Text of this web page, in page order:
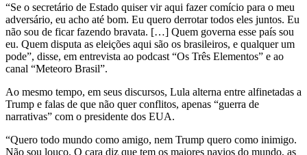
“Se o secretário de Estado quiser vir aqui fazer comício para o meu
adversário, eu acho até bom. Eu quero derrotar todos eles juntos. Eu
não sou de ficar fazendo bravata. […] Quem governa esse país sou
eu. Quem disputa as eleições aqui são os brasileiros, e qualquer um
pode”, disse, em entrevista ao podcast “Os Três Elementos” e ao
canal “Meteoro Brasil”.
Ao mesmo tempo, em seus discursos, Lula alterna entre alfinetadas a
Trump e falas de que não quer conflitos, apenas “guerra de
narrativas” com o presidente dos EUA.
“Quero todo mundo como amigo, nem Trump quero como inimigo.
Não sou louco. O cara diz que tem os maiores navios do mundo, as